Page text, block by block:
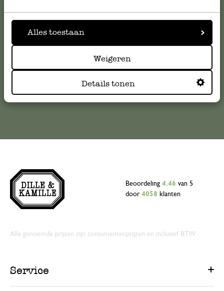
Alles toestaan
Weigeren
Details tonen
klantenservice. Of bekijk hier het antwoord op de
klantenservice@dille-kamille.com
Online Klantenservice
Beoordeling 4.46 van 5
door 4058 klanten
Alle genoemde prijzen zijn consumentenprijzen en inclusief BTW.
Service
hierover graag even contact met je
Bedankt voor je mooie